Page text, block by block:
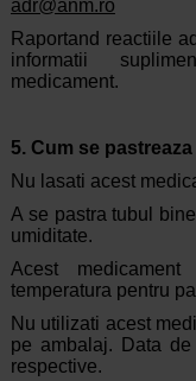
adr@anm.ro
Raportand reactiile
informatii
medicament.
5. Cum se
Nu lasati acest
A se pastra tubul
umiditate.
Acest
temperatura pentru
Nu utilizati acest
pe ambalaj. Data
respective.